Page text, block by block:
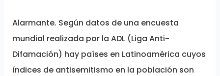
Alarmante. Según datos de una encuesta
mundial realizada por la ADL (Liga Anti-
Difamación) hay países en Latinoamérica cuyos
índices de antisemitismo en la población son